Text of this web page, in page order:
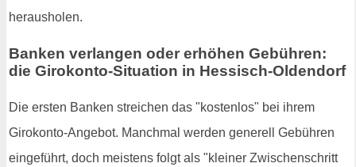
herausholen.
Banken verlangen oder erhöhen Gebühren:
die Girokonto-Situation in Hessisch-Oldendorf
Die ersten Banken streichen das "kostenlos" bei ihrem
Girokonto-Angebot. Manchmal werden generell Gebühren
eingeführt, doch meistens folgt als "kleiner Zwischenschritt